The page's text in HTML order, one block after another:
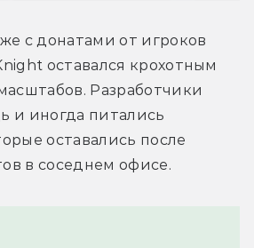
с донатами от игроков
оставался крохотным
и иногда питались
оставались после
в соседнем офисе.